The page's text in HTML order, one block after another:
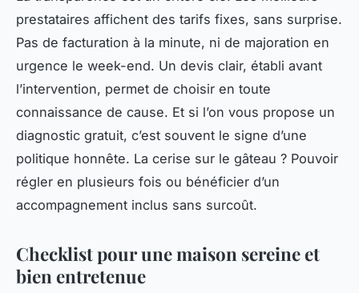
prestataires affichent des tarifs fixes, sans surprise.
Pas de facturation à la minute, ni de majoration en
urgence le week-end. Un devis clair, établi avant
l’intervention, permet de choisir en toute
connaissance de cause. Et si l’on vous propose un
diagnostic gratuit, c’est souvent le signe d’une
politique honnête. La cerise sur le gâteau ? Pouvoir
régler en plusieurs fois ou bénéficier d’un
accompagnement inclus sans surcoût.
Checklist pour une maison sereine et
bien entretenue